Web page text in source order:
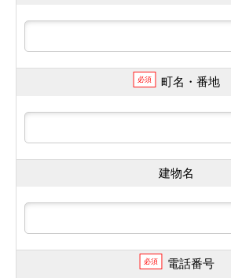
必須 町名・番地
建物名
必須 電話番号